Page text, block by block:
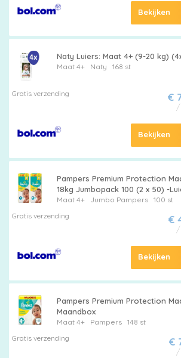
Bekijken
Naty Luiers: Maat 4+ (9-20 kg)
Maat 4+ Naty 168 st
Gratis verzending €
/
Bekijken
Pampers Premium Protection
18kg Jumbopack 100 (2 x 50) -
Maat 4+ Jumbo Pampers
100 st
Gratis verzending
€
/
Bekijken
Pampers Premium Protection
Maandbox
Maat 4+ Pampers
148 st
Gratis verzending
€
/